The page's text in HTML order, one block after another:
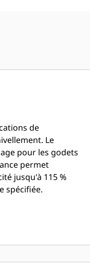
de
Le
pour les godets
permet
jusqu'à 115 %
spécifiée.